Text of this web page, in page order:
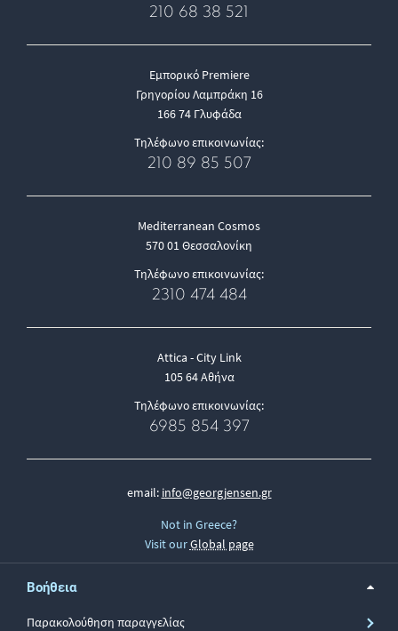
210 68 38 521
Εμπορικό Premiere
Γρηγορίου Λαμπράκη 16
166 74 Γλυφάδα
Τηλέφωνο επικοινωνίας:
210 89 85 507
Mediterranean Cosmos
570 01 Θεσσαλονίκη
Τηλέφωνο επικοινωνίας:
2310 474 484
Attica - City Link
105 64 Αθήνα
Τηλέφωνο επικοινωνίας:
6985 854 397
email: info@georgjensen.gr
Not in Greece?
Visit ourGlobal page
Βοήθεια
Παρακολούθηση παραγγελίας